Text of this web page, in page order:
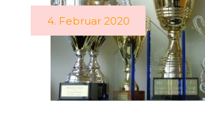
4. Februar 2020